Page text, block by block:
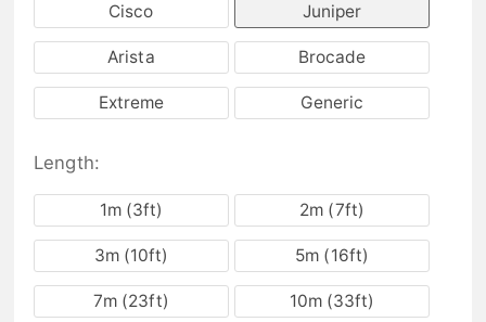
Cisco Juniper
Arista Brocade
Extreme Generic
Length:
1m (3ft) 2m (7ft)
3m (10ft) 5m (16ft)
7m (23ft) 10m (33ft)